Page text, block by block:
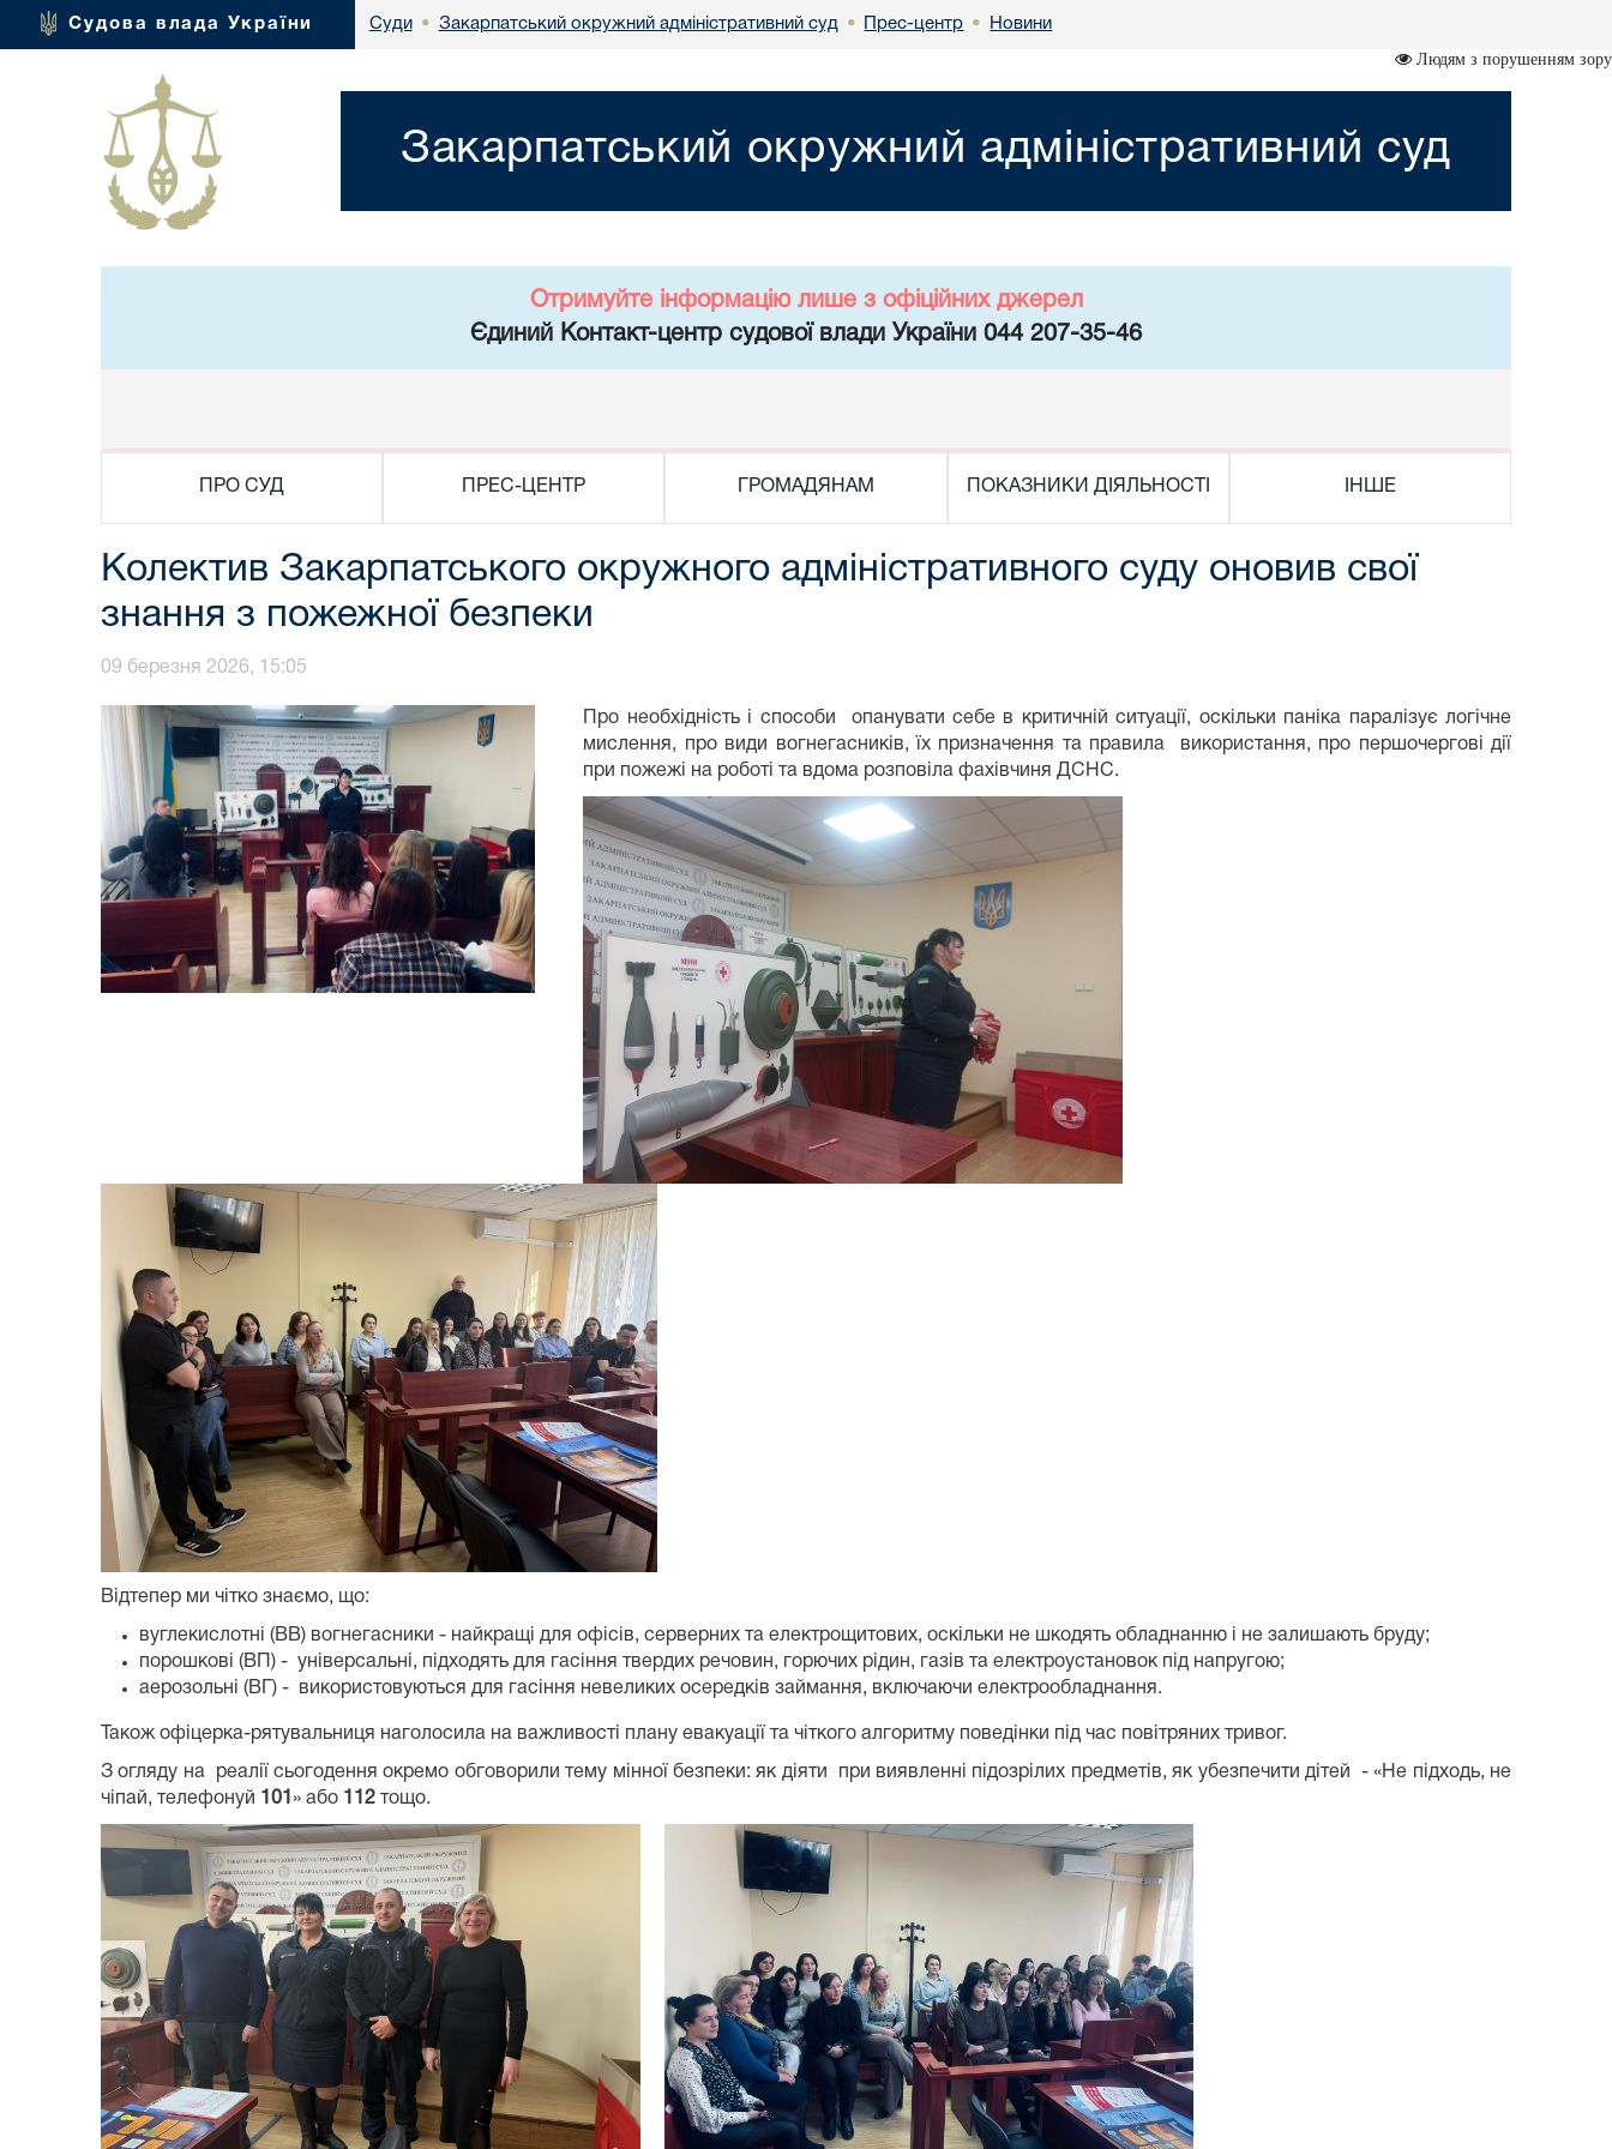
Судова влада України Суди • Закарпатський окружний адміністративний суд • Прес-центр • Новини
Людям з порушенням зору
Закарпатський окружний адміністративний суд
Отримуйте інформацію лише з офіційних джерел
Єдиний Контакт-центр судової влади України 044 207-35-46
ПРО СУД ПРЕС-ЦЕНТР ГРОМАДЯНАМ ПОКАЗНИКИ ДІЯЛЬНОСТІ ІНШЕ
Колектив Закарпатського окружного адміністративного суду оновив свої
знання з пожежної безпеки
09 березня 2026, 15:05
Про необхідність і способи опанувати себе в критичній ситуації, оскільки паніка паралізує логічне
мислення, про види вогнегасників, їх призначення та правила використання, про першочергові дії
при пожежі на роботі та вдома розповіла фахівчиня ДСНС.
Відтепер ми чітко знаємо, що:
вуглекислотні (ВВ) вогнегасники - найкращі для офісів, серверних та електрощитових, оскільки не шкодять обладнанню і не залишають бруду;
порошкові (ВП) - універсальні, підходять для гасіння твердих речовин, горючих рідин, газів та електроустановок під напругою;
аерозольні (ВГ) - використовуються для гасіння невеликих осередків займання, включаючи електрообладнання.
Також офіцерка-рятувальниця наголосила на важливості плану евакуації та чіткого алгоритму поведінки під час повітряних тривог.
З огляду на реалії сьогодення окремо обговорили тему мінної безпеки: як діяти при виявленні підозрілих предметів, як убезпечити дітей - «Не підходь, не
чіпай, телефонуй 101 » або 112 тощо.